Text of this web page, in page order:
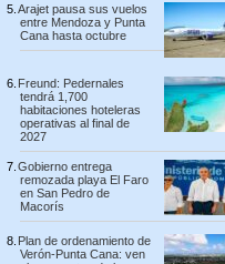
Arajet pausa sus vuelos
entre Mendoza y Punta
Cana hasta octubre
Freund: Pedernales
tendrá 1,700
habitaciones hoteleras
operativas al final de
2027
Gobierno entrega
remozada playa El Faro
en San Pedro de
Macorís
Plan de ordenamiento de
Verón-Punta Cana: ven